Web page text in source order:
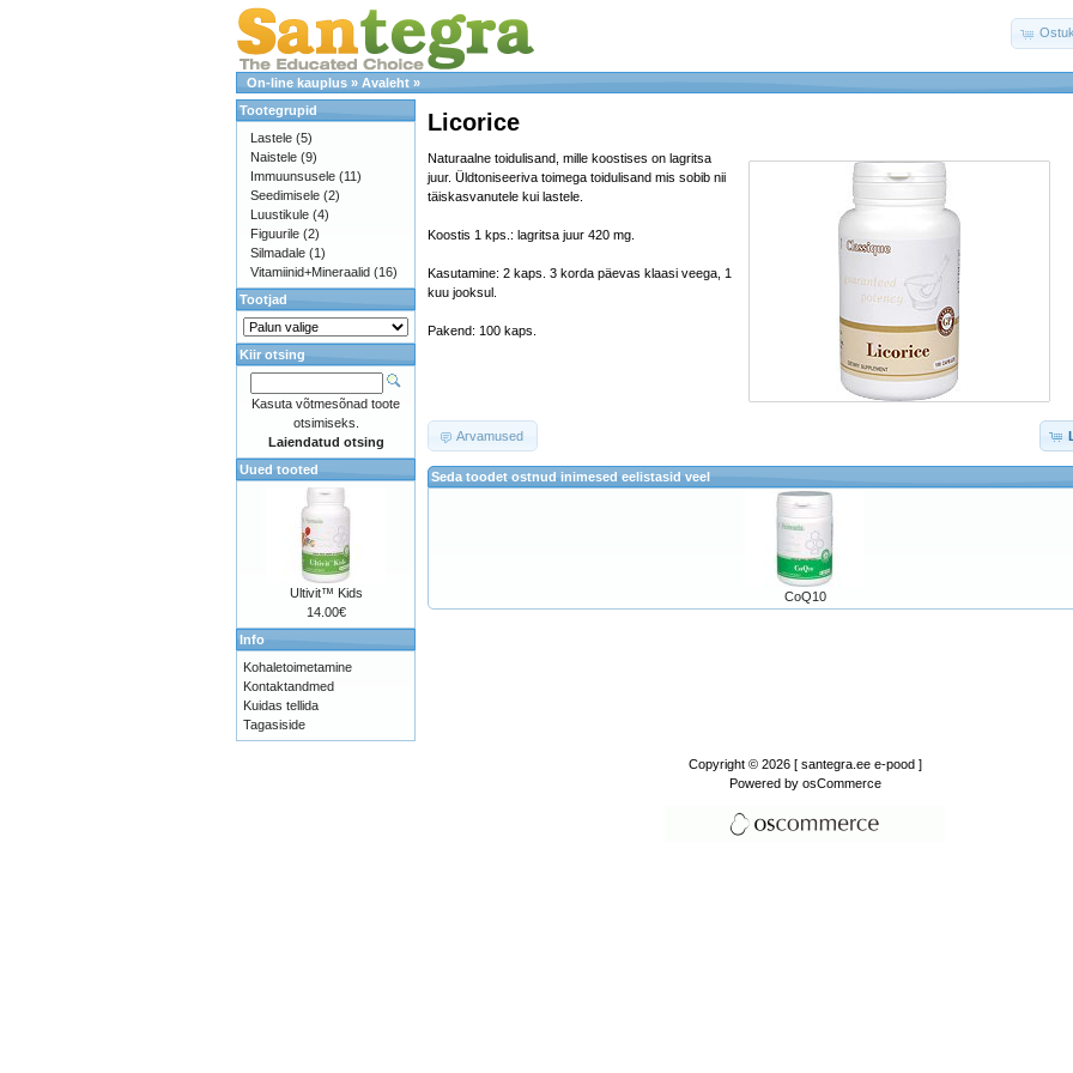
On-line kauplus » Avaleht »
Licorice
Naturaalne toidulisand, mille koostises on lagritsa
juur. Üldtoniseeriva toimega toidulisand mis sobib nii
täiskasvanutele kui lastele.
Koostis 1 kps.: lagritsa juur 420 mg.
Kasutamine: 2 kaps. 3 korda päevas klaasi veega, 1
kuu jooksul.
Pakend: 100 kaps.
Arvamused
Seda toodet ostnud inimesed eelistasid veel
CoQ10
Tootegrupid
Lastele (5)
Naistele (9)
Immuunsusele (11)
Seedimisele (2)
Luustikule (4)
Figuurile (2)
Silmadale (1)
Vitamiinid+Mineraalid (16)
Tootjad
Kiir otsing
Kasuta võtmesõnad toote
otsimiseks.
Laiendatud otsing
Uued tooted
Ultivit™ Kids
14.00€
Info
Kohaletoimetamine
Kontaktandmed
Kuidas tellida
Tagasiside
Copyright © 2026 [ santegra.ee e-pood ]
Powered by osCommerce